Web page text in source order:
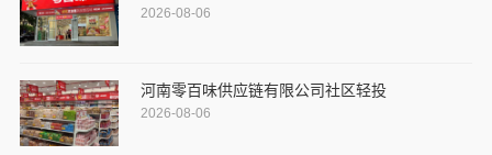
2026-08-06
河南零百味供应链有限公司社区轻投
2026-08-06